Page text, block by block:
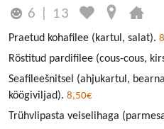
6 13
Praetud kohafilee (kartul, salat).
Röstitud pardifilee (cous-cous,
Seafileešnitsel (ahjukartul,
köögiviljad). 8,50€
Trühvlipasta veiselihaga